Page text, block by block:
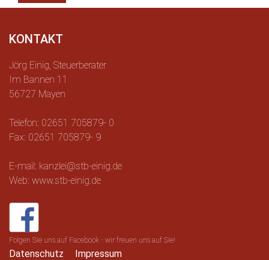
KONTAKT
Jörg Einig, Steuerberater
Im Bannen 11
56727 Mayen
Telefon: 02651 705879- 0
Fax: 02651 705879- 9
E-mail: kanzlei@stb-einig.de
Web: www.stb-einig.de
Folgen Sie uns auf Facebook - wir freuen uns auf Sie!
Datenschutz Impressum